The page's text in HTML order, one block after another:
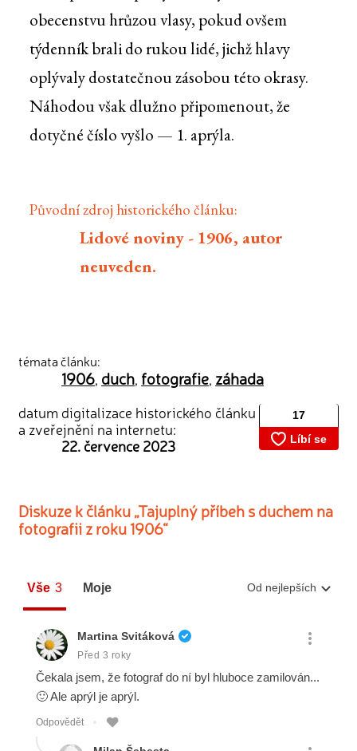
obecenstvu hrůzou vlasy, pokud ovšem
týdenník brali do rukou lidé, jichž hlavy
oplývaly dostatečnou zásobou této okrasy.
Náhodou však dlužno připomenout, že
dotyčné číslo vyšlo — 1. aprýla.
Původní zdroj historického článku:
Lidové noviny - 1906, autor
neuveden.
témata článku:
1906, duch, fotografie, záhada
datum digitalizace historického článku
a zveřejnění na internetu:
22. července 2023
Diskuze k článku „Tajuplný příbeh s duchem na
fotografii z roku 1906“